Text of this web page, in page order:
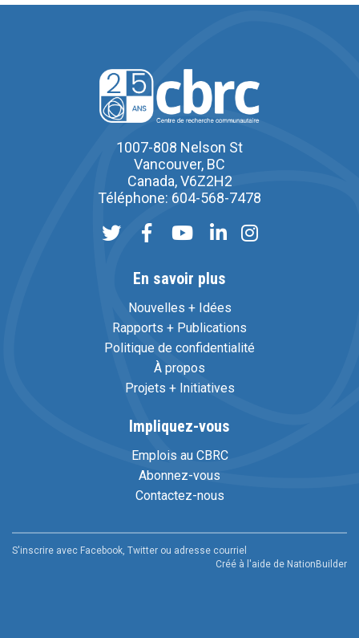
1007-808 Nelson St
Vancouver, BC
Canada, V6Z2H2
Téléphone: 604-568-7478
En savoir plus
Nouvelles + Idées
Rapports + Publications
Politique de confidentialité
À propos
Projets + Initiatives
Impliquez-vous
Emplois au CBRC
Abonnez-vous
Contactez-nous
S'inscrire avec Facebook, Twitter ou adresse courriel
Créé à l'aide de NationBuilder